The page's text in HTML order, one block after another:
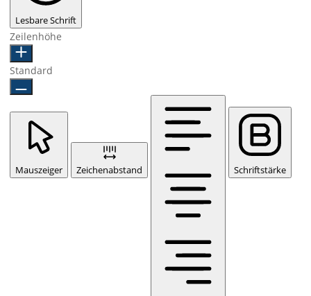
Lesbare Schrift
Zeilenhöhe
Standard
Mauszeiger Zeichenabstand Schriftstärke